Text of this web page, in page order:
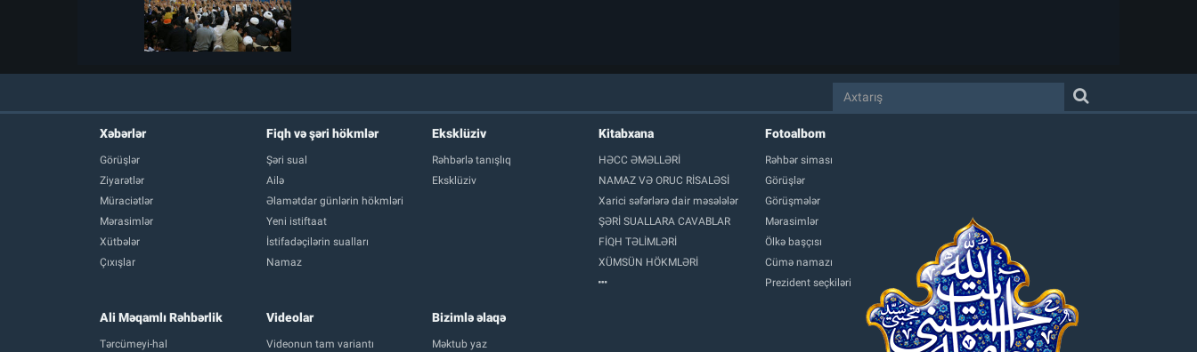
Xəbərlər
Görüşlər
Ziyarətlər
Müraciətlər
Mərasimlər
Xütbələr
Çıxışlar
Fiqh və şəri hökmlər
Şəri sual
Ailə
Əlamətdar günlərin hökmləri
Yeni istiftaat
İstifadəçilərin sualları
Namaz
Eksklüziv
Rəhbərlə tanışlıq
Eksklüziv
Kitabxana
HƏCC ƏMƏLLƏRİ
NAMAZ VƏ ORUC RİSALƏSİ
Xarici səfərlərə dair məsələlər
ŞƏRİ SUALLARA CAVABLAR
FİQH TƏLİMLƏRİ
XÜMSÜN HÖKMLƏRİ
Fotoalbom
Rəhbər siması
Görüşlər
Görüşmələr
Mərasimlər
Ölkə başçısı
Cümə namazı
Prezident seçkiləri
Ali Məqamlı Rəhbərlik
Tərcümeyi-hal
Videolar
Videonun tam variantı
Bizimlə əlaqə
Məktub yaz